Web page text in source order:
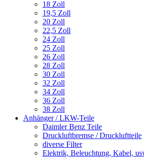
18 Zoll
19,5 Zoll
20 Zoll
22,5 Zoll
24 Zoll
25 Zoll
26 Zoll
28 Zoll
30 Zoll
32 Zoll
34 Zoll
36 Zoll
38 Zoll
Anhänger / LKW-Teile
Daimler Benz Teile
Druckluftbremse / Druckluftteile
diverse Filter
Elektrik, Beleuchtung, Kabel,